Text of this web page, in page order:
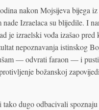
nakon Mojsijeva bijega
Izraelaca su blijedile. I
je izraelski vođa izašao
nepoznavanja istinskog
— odvrati faraon — i
božanskoj
tako dugo odbacivali